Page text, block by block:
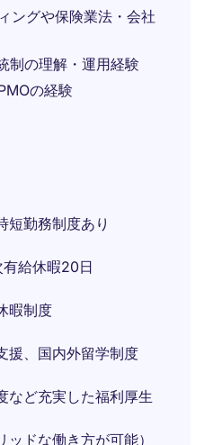
ングや保険業法・会社
制の理解・運用経験
の経験
短勤務制度あり
給休暇20日
暇制度
援、国内外留学制度
など充実した福利厚生
ドな働き方が可能）